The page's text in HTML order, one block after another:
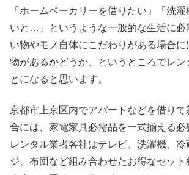
「ホームベーカリーを借りたい」「洗
いと…」というような一般的な生活に必
い物やモノ自体にこだわりがある場合
物があるかどうか、というところでレン
とになると思います。
京都市上京区内でアパートなどを借り
合には、家電家具必需品を一式揃える必
レンタル業者各社はテレビ、洗濯機、
ジ、布団など組み合わせたお得なセッ